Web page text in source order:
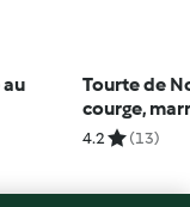
au
Tourte de
courge,
4.2 (13)